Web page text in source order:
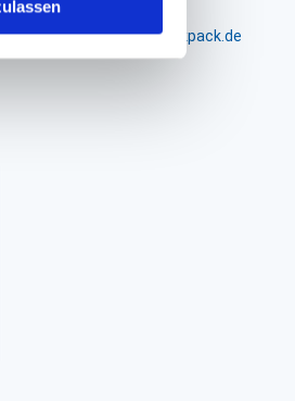
26441 Jever, info@packpack.de